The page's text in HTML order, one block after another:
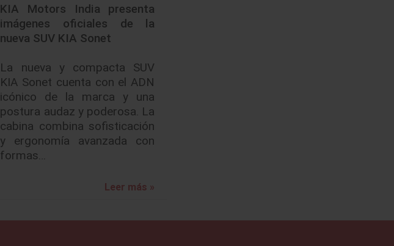
KIA Motors India presenta
imágenes oficiales de la
nueva SUV KIA Sonet
La nueva y compacta SUV
KIA Sonet cuenta con el ADN
icónico de la marca y una
postura audaz y poderosa. La
cabina combina sofisticación
y ergonomía avanzada con
formas…
Leer más »